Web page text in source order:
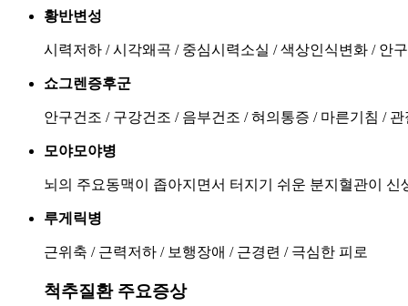
황반변성
시력저하 / 시각왜곡 / 중심시력소실 / 색상인식변화 / 안
쇼그렌증후군
안구건조 / 구강건조 / 음부건조 / 혀의통증 / 마른기침 / 관
모야모야병
뇌의 주요동맥이 좁아지면서 터지기 쉬운 분지혈관이 신
루게릭병
근위축 / 근력저하 / 보행장애 / 근경련 / 극심한 피로
척추질환 주요증상